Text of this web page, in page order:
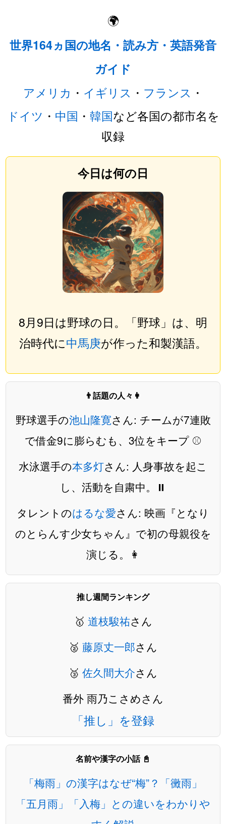
🌍
世界164ヵ国の地名・読み方・英語発音
ガイド
アメリカ ・ イギリス ・ フランス ・
ドイツ ・ 中国 ・ 韓国など各国の都市名を
収録
今日は何の日
8月9日は野球の日。「野球」は、明
治時代に中馬庚が作った和製漢語。
👨話題の人々👩
野球選手の池山隆寛さん: チームが7連敗
で借金9に膨らむも、3位をキープ ⚾️
水泳選手の本多灯さん: 人身事故を起こ
し、活動を自粛中。⏸️
タレントのはるな愛さん: 映画『となり
のとらんす少女ちゃん』で初の母親役を
演じる。👩
推し週間ランキング
🥇 道枝駿祐さん
🥈 藤原丈一郎さん
🥉 佐久間大介さん
番外 雨乃こさめさん
「推し」を登録
名前や漢字の小話 📓
「梅雨」の漢字はなぜ“梅”？「黴雨」
「五月雨」「入梅」との違いをわかりや